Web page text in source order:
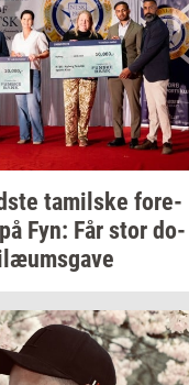
ta­mil­ske for­e­
på Fyn: Får stor do­